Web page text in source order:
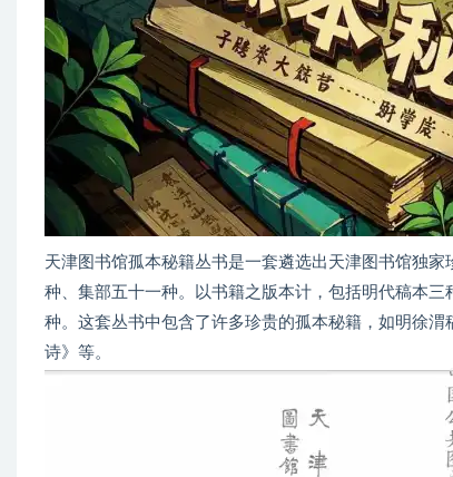
天津图书馆孤本秘籍丛书是一套遴选出天津图书馆独
种、集部五十一种。以书籍之版本计，包括明代稿本
种。这套丛书中包含了许多珍贵的孤本秘籍，如明徐
诗》等。